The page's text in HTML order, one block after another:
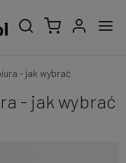
- jak wybrać
- jak wybrać